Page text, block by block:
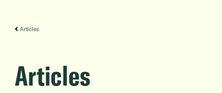
Articles
Articles